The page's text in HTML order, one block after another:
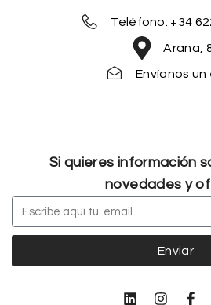
Teléfono: +34
Arana,
Envíanos un
Si quieres información
novedades y
Enviar